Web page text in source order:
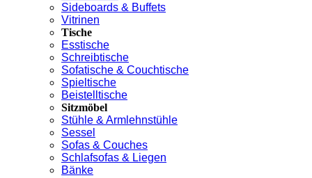
Sideboards & Buffets
Vitrinen
Tische
Esstische
Schreibtische
Sofatische & Couchtische
Spieltische
Beistelltische
Sitzmöbel
Stühle & Armlehnstühle
Sessel
Sofas & Couches
Schlafsofas & Liegen
Bänke